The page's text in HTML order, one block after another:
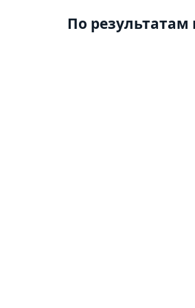
По результатам